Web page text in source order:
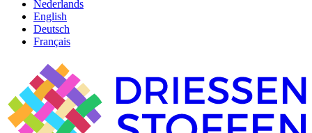
Nederlands
English
Deutsch
Français